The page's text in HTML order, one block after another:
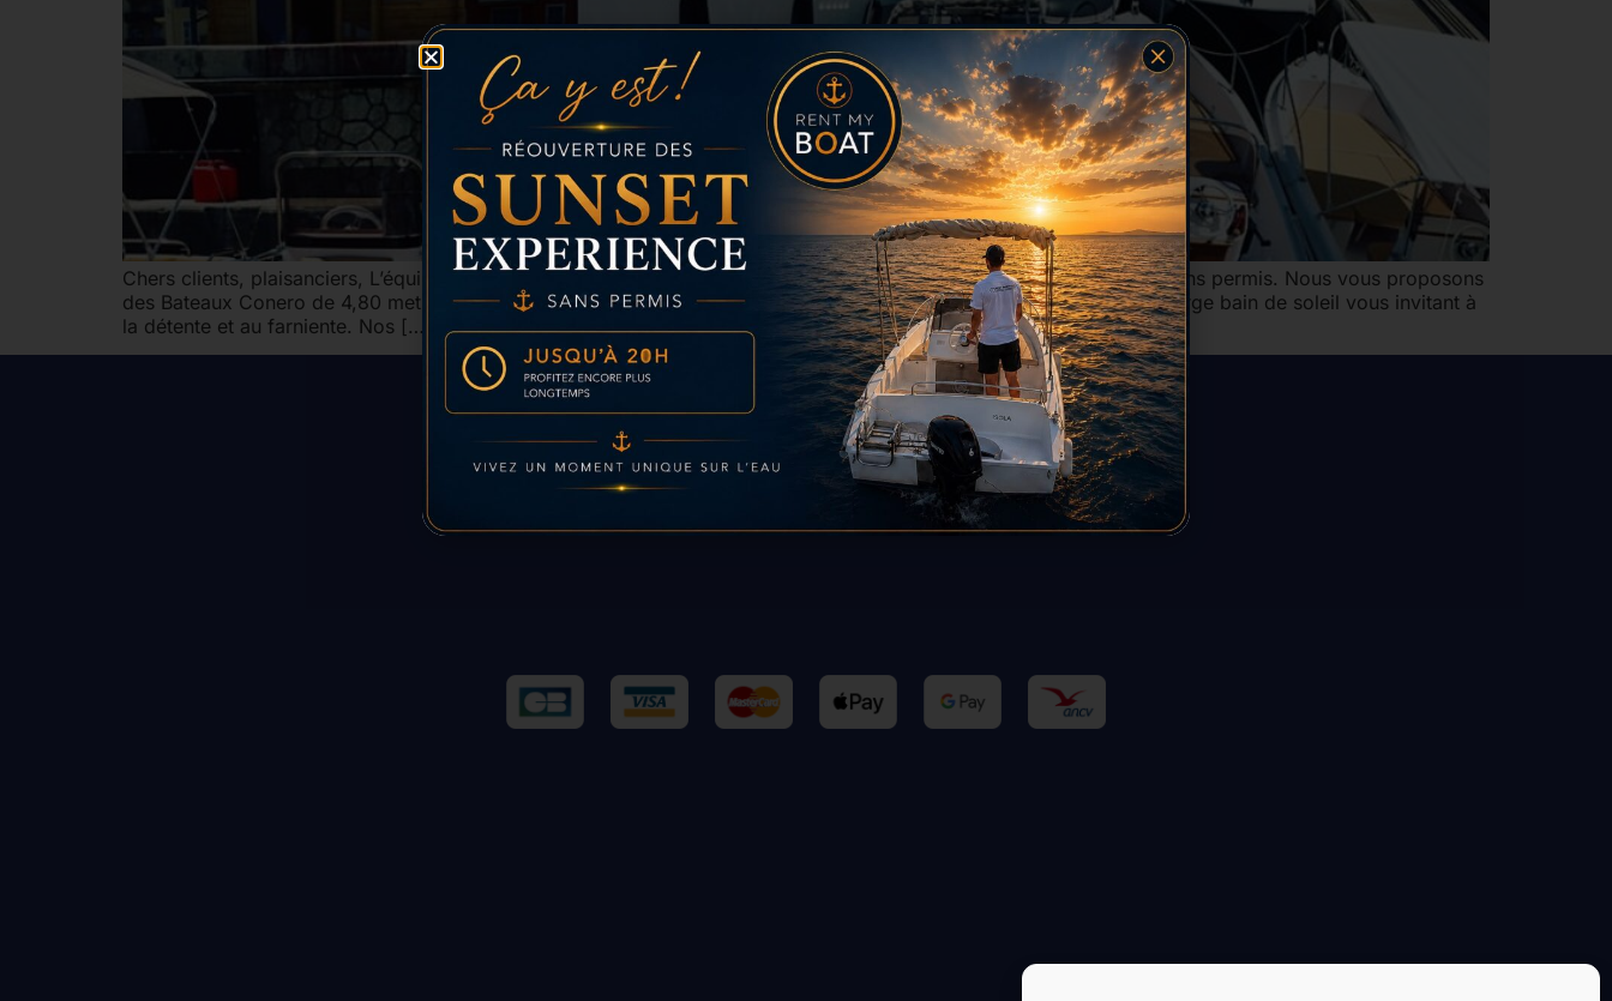
Chers clients, plaisanciers, L’équipe Rent My Boat souhaite vous faire découvrir notre flotte de bateaux de location sans permis. Nous vous proposons
des Bateaux Conero de 4,80 metres avec un grand taud de soleil pour profiter d’un peu d’ombre en journée et d’un large bain de soleil vous invitant à
la détente et au farniente. Nos […]
Paiement sécurisé